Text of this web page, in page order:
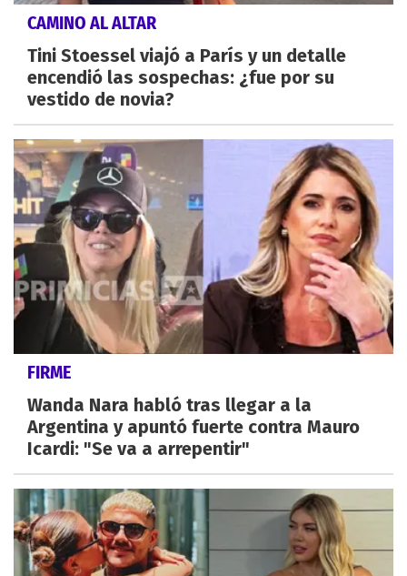
CAMINO AL ALTAR
Tini Stoessel viajó a París y un detalle
encendió las sospechas: ¿fue por su
vestido de novia?
FIRME
Wanda Nara habló tras llegar a la
Argentina y apuntó fuerte contra Mauro
Icardi: "Se va a arrepentir"